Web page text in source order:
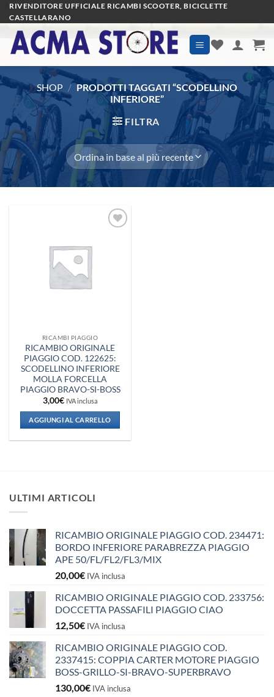
Salta
ai
contenuti
RIVENDITORE UFFICIALE RICAMBI SCOOTER, BICICLETTE
CASTELLARANO
SHOP / PRODOTTI TAGGATI “SCODELLINO
INFERIORE”
FILTRA
RICAMBI PIAGGIO
RICAMBIO ORIGINALE
PIAGGIO COD. 122625:
SCODELLINO INFERIORE
MOLLA FORCELLA
PIAGGIO BRAVO-SI-BOSS
3,00€ IVA inclusa
AGGIUNGI AL CARRELLO
ULTIMI ARTICOLI
RICAMBIO ORIGINALE PIAGGIO COD. 234471:
BORDO INFERIORE PARABREZZA PIAGGIO
APE 50/FL/FL2/FL3/MIX
20,00€ IVA inclusa
RICAMBIO ORIGINALE PIAGGIO COD. 233756:
DOCCETTA PASSAFILI PIAGGIO CIAO
12,50€ IVA inclusa
RICAMBIO ORIGINALE PIAGGIO COD.
2337415: COPPIA CARTER MOTORE PIAGGIO
BOSS-GRILLO-SI-BRAVO-SUPERBRAVO
130,00€ IVA inclusa